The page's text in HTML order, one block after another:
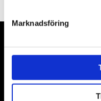
Marknadsföring
Adress: Elementvägen 7,